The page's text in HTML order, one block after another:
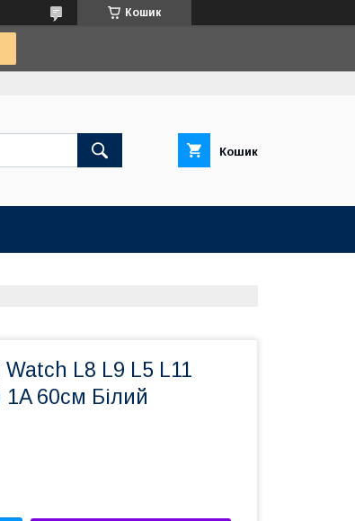
Кошик
Кошик
L8 L9 L5 L11
60см Білий